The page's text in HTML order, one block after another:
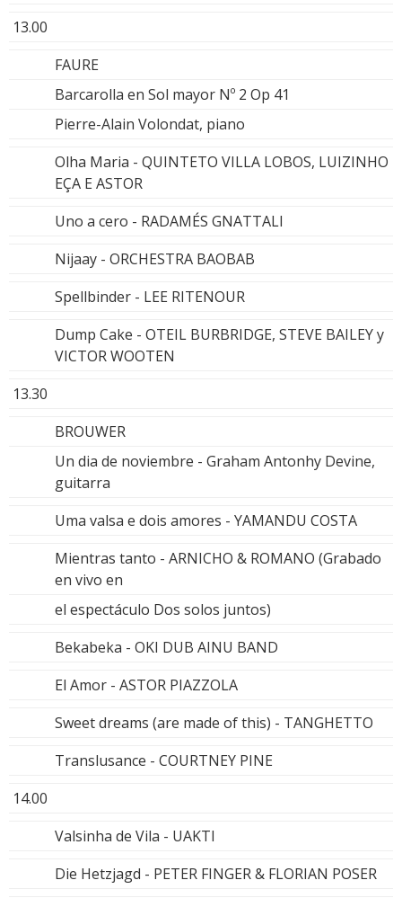
13.00
FAURE
Barcarolla en Sol mayor Nº 2 Op 41
Pierre-Alain Volondat, piano
Olha Maria - QUINTETO VILLA LOBOS, LUIZINHO
EÇA E ASTOR
Uno a cero - RADAMÉS GNATTALI
Nijaay - ORCHESTRA BAOBAB
Spellbinder - LEE RITENOUR
Dump Cake - OTEIL BURBRIDGE, STEVE BAILEY y
VICTOR WOOTEN
13.30
BROUWER
Un dia de noviembre - Graham Antonhy Devine,
guitarra
Uma valsa e dois amores - YAMANDU COSTA
Mientras tanto - ARNICHO & ROMANO (Grabado
en vivo en
el espectáculo Dos solos juntos)
Bekabeka - OKI DUB AINU BAND
El Amor - ASTOR PIAZZOLA
Sweet dreams (are made of this) - TANGHETTO
Translusance - COURTNEY PINE
14.00
Valsinha de Vila - UAKTI
Die Hetzjagd - PETER FINGER & FLORIAN POSER